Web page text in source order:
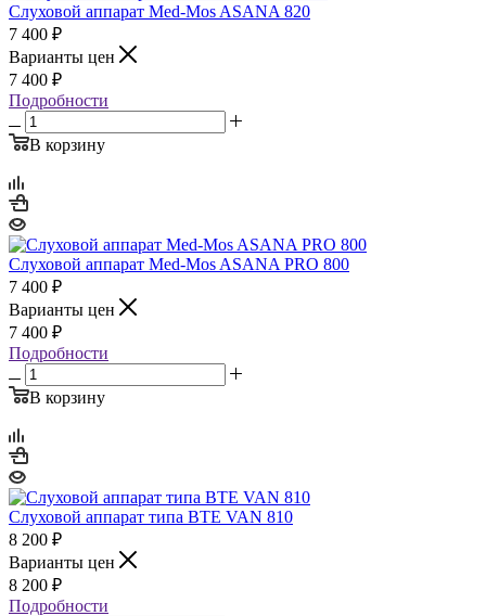
Слуховой аппарат Med-Mos ASANA 820
7 400 ₽
Варианты цен
7 400 ₽
Подробности
В корзину
Слуховой аппарат Med-Mos ASANA PRO 800
7 400 ₽
Варианты цен
7 400 ₽
Подробности
В корзину
Слуховой аппарат типа BTE VAN 810
8 200 ₽
Варианты цен
8 200 ₽
Подробности